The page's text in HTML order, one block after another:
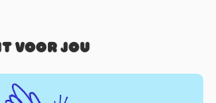
voor jou